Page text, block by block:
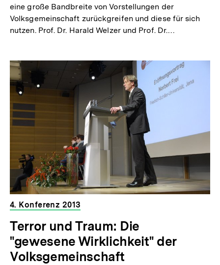
eine große Bandbreite von Vorstellungen der
Volksgemeinschaft zurückgreifen und diese für sich
nutzen. Prof. Dr. Harald Welzer und Prof. Dr.…
4. Konferenz 2013
Terror und Traum: Die
"gewesene Wirklichkeit" der
Volksgemeinschaft